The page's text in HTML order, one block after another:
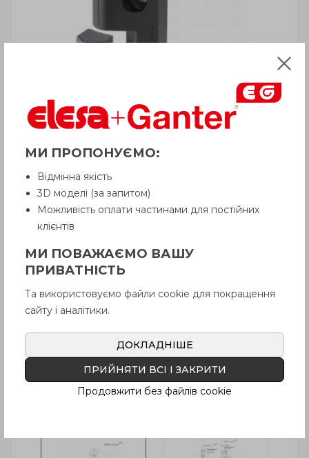
МИ ПРОПОНУЄМО:
Відмінна якість
3D моделі (за запитом)
Можливість оплати частинами для постійних
клієнтів
МИ ПОВАЖАЄМО ВАШУ
ПРИВАТНІСТЬ
Та використовуємо файли cookie для покращення
сайту і аналітики.
ДОКЛАДНІШЕ
ПРИЙНЯТИ ВСІ І ЗАКРИТИ
Продовжити без файлів cookie